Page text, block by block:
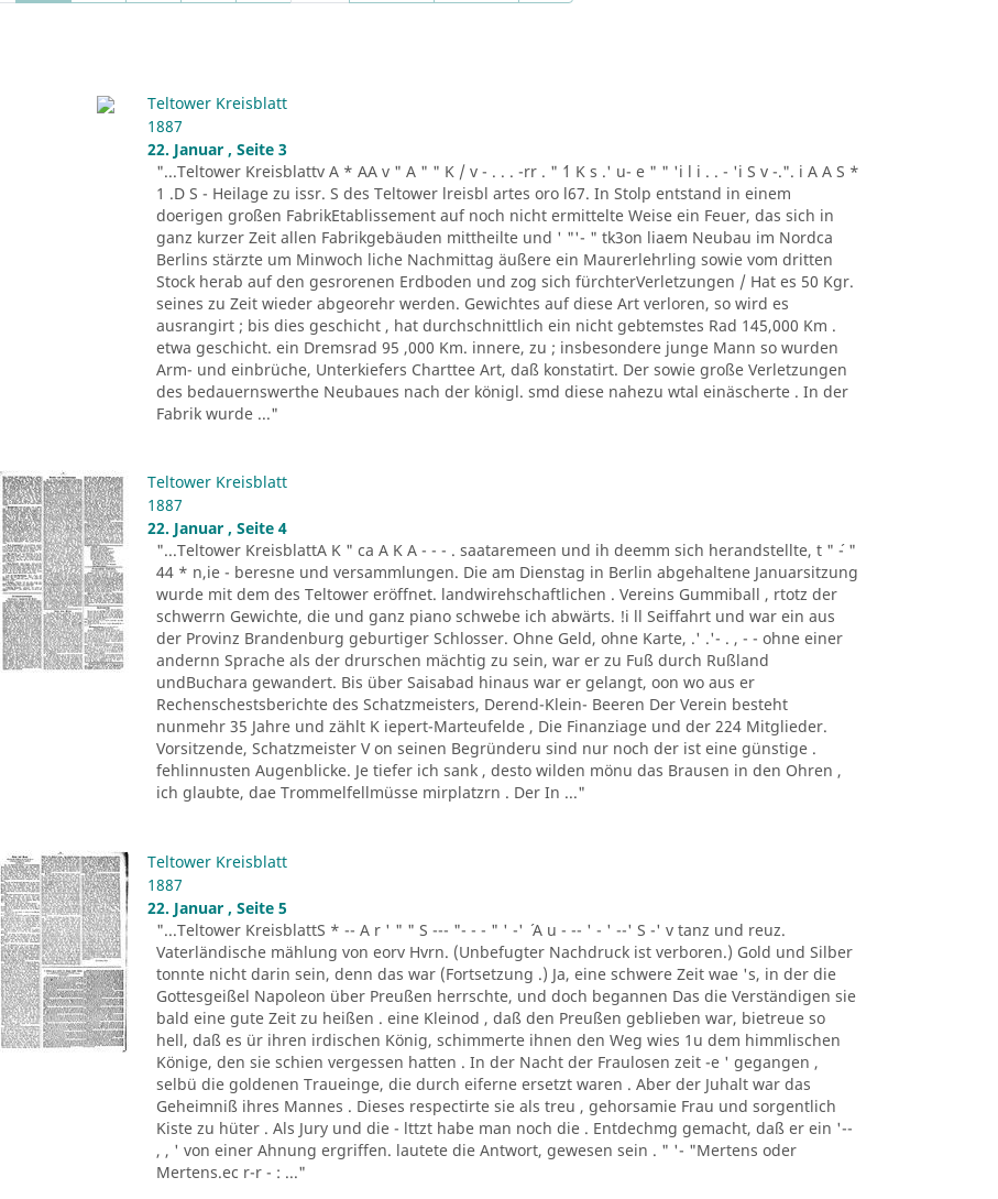
Teltower Kreisblatt
1887
22. Januar , Seite 3
"...Teltower Kreisblattv A * AA v " A " " K / v - . . . -rr . " ´1 K s .' u- e " " 'i l i . . - 'i S v -.". i A A S *
1 .D S - Heilage zu issr. S des Teltower lreisbl artes oro l67. In Stolp entstand in einem
doerigen großen FabrikEtablissement auf noch nicht ermittelte Weise ein Feuer, das sich in
ganz kurzer Zeit allen Fabrikgebäuden mittheilte und ' "'- " tk3on liaem Neubau im Nordca
Berlins stärzte um Minwoch liche Nachmittag äußere ein Maurerlehrling sowie vom dritten
Stock herab auf den gesrorenen Erdboden und zog sich fürchterVerletzungen / Hat es 50 Kgr.
seines zu Zeit wieder abgeorehr werden. Gewichtes auf diese Art verloren, so wird es
ausrangirt ; bis dies geschicht , hat durchschnittlich ein nicht gebtemstes Rad 145,000 Km .
etwa geschicht. ein Dremsrad 95 ,000 Km. innere, zu ; insbesondere junge Mann so wurden
Arm- und einbrüche, Unterkiefers Charttee Art, daß konstatirt. Der sowie große Verletzungen
des bedauernswerthe Neubaues nach der königl. smd diese nahezu wtal einäscherte . In der
Fabrik wurde ..."
Teltower Kreisblatt
1887
22. Januar , Seite 4
"...Teltower KreisblattA K " ca A K A - - - . saataremeen und ih deemm sich herandstellte, t " ´- "
44 * n,ie - beresne und versammlungen. Die am Dienstag in Berlin abgehaltene Januarsitzung
wurde mit dem des Teltower eröffnet. landwirehschaftlichen . Vereins Gummiball , rtotz der
schwerrn Gewichte, die und ganz piano schwebe ich abwärts. !i ll Seiffahrt und war ein aus
der Provinz Brandenburg geburtiger Schlosser. Ohne Geld, ohne Karte, .' .'- . , - - ohne einer
andernn Sprache als der drurschen mächtig zu sein, war er zu Fuß durch Rußland
undBuchara gewandert. Bis über Saisabad hinaus war er gelangt, oon wo aus er
Rechenschestsberichte des Schatzmeisters, Derend-Klein- Beeren Der Verein besteht
nunmehr 35 Jahre und zählt K iepert-Marteufelde , Die Finanziage und der 224 Mitglieder.
Vorsitzende, Schatzmeister V on seinen Begründeru sind nur noch der ist eine günstige .
fehlinnusten Augenblicke. Je tiefer ich sank , desto wilden mönu das Brausen in den Ohren ,
ich glaubte, dae Trommelfellmüsse mirplatzrn . Der In ..."
Teltower Kreisblatt
1887
22. Januar , Seite 5
"...Teltower KreisblattS * -- A r ' " " S --- "- - - " ' -' ´ A u - -- ' - ' --' S -' v tanz und reuz.
Vaterländische mählung von eorv Hvrn. (Unbefugter Nachdruck ist verboren.) Gold und Silber
tonnte nicht darin sein, denn das war (Fortsetzung .) Ja, eine schwere Zeit wae 's, in der die
Gottesgeißel Napoleon über Preußen herrschte, und doch begannen Das die Verständigen sie
bald eine gute Zeit zu heißen . eine Kleinod , daß den Preußen geblieben war, bietreue so
hell, daß es ür ihren irdischen König, schimmerte ihnen den Weg wies 1u dem himmlischen
Könige, den sie schien vergessen hatten . In der Nacht der Fraulosen zeit -e ' gegangen ,
selbü die goldenen Traueinge, die durch eiferne ersetzt waren . Aber der Juhalt war das
Geheimniß ihres Mannes . Dieses respectirte sie als treu , gehorsamie Frau und sorgentlich
Kiste zu hüter . Als Jury und die - lttzt habe man noch die . Entdechmg gemacht, daß er ein '--
, , ' von einer Ahnung ergriffen. lautete die Antwort, gewesen sein . " '- "Mertens oder
Mertens.ec r-r - : ..."